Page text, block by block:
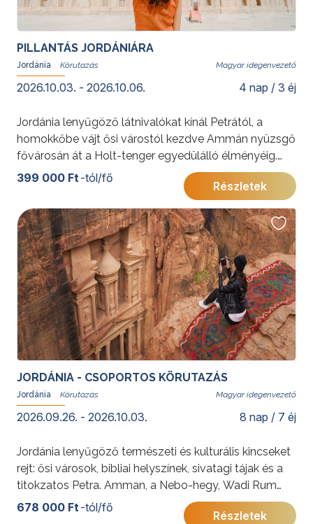
PILLANTÁS JORDÁNIÁRA
Jordánia Magyar idegenvezető
2026.10.03. - 2026.10.06. 4 nap / 3 éj
Jordánia lenyűgöző látnivalókat kínál Petrától, a
homokkőbe vájt ősi várostól kezdve Ammán nyüzsgő
fővárosán át a Holt-tenger egyedülálló élményéig.
Fedezze fel velünk e különleges ország történelmi és
További érdekességekért Jordániáról kattintson ide.
399 000 Ft-tól/fő
Részletek
JORDÁNIA - CSOPORTOS KÖRUTAZÁS
Jordánia Magyar idegenvezető
2026.09.26. - 2026.10.03. 8 nap / 7 éj
Jordánia lenyűgöző természeti és kulturális kincseket
rejt: ősi városok, bibliai helyszínek, sivatagi tájak és a
titokzatos Petra. Amman, a Nebo-hegy, Wadi Rum
vagy a Holt-tenger mind felejthetetlen élményekkel
678 000 Ft-tól/fő
Részletek